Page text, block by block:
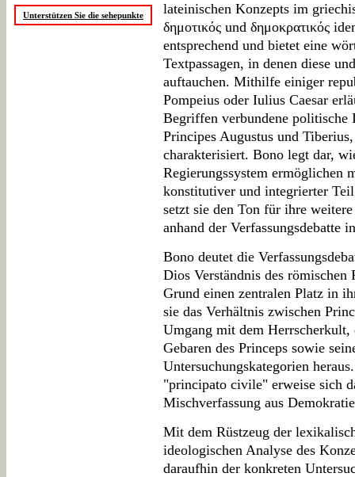
Unterstützen Sie die sehepunkte
lateinischen Konzepts im
δημοτικός und δημοκρατικός
entsprechend und bietet eine
Textpassagen, in denen diese
auftauchen. Mithilfe einiger
Pompeius oder Iulius Caesar
Begriffen verbundene politische
Principes Augustus und
charakterisiert. Bono legt dar,
Regierungssystem ermöglichen
konstitutiver und integrierter
setzt sie den Ton für ihre
anhand der Verfassungsdebatte
Bono deutet die
Dios Verständnis des
Grund einen zentralen Platz in
sie das Verhältnis zwischen
Umgang mit dem Herrscherkult,
Gebaren des Princeps sowie
Untersuchungskategorien
"principato civile" erweise sich
Mischverfassung aus
Mit dem Rüstzeug der
ideologischen Analyse des
daraufhin der konkreten